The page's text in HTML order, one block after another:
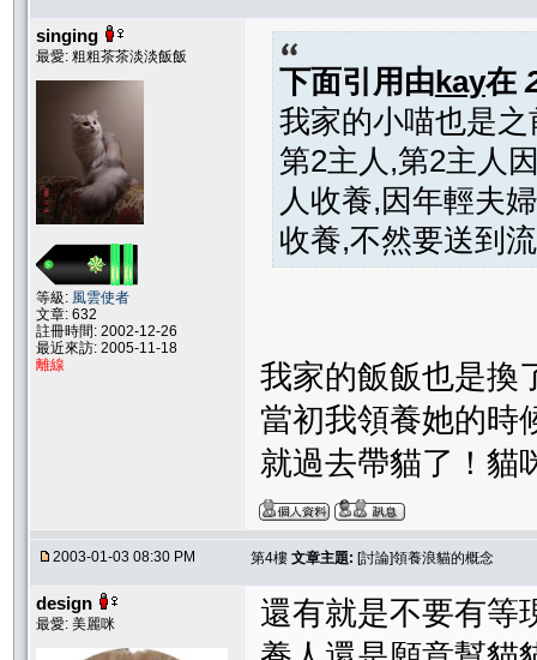
singing
最愛: 粗粗茶茶淡淡飯飯
等級: 風雲使者
文章: 632
註冊時間: 2002-12-26
最近來訪: 2005-11-18
離線
下面引用由kay在
我家的小喵也是
第2主人,第2主人
人收養,因年輕夫
收養,不然要送到
我家的飯飯也是換
當初我領養她的時
就過去帶貓了！貓
2003-01-03 08:30 PM 第4樓 文章主題: [討論]領養浪貓的概念
design
最愛: 美麗咪
還有就是不要有等